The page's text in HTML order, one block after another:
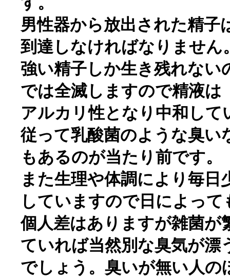
男性器から放出された精子
到達しなければなりません
強い精子しか生き残れない
では全滅しますので精液は
アルカリ性となり中和して
従って乳酸菌のような臭い
もあるのが当たり前です。
また生理や体調により毎
していますので日によっ
個人差はありますが雑菌が
ていれば当然別な臭気が漂
でしょう。臭いが無い人